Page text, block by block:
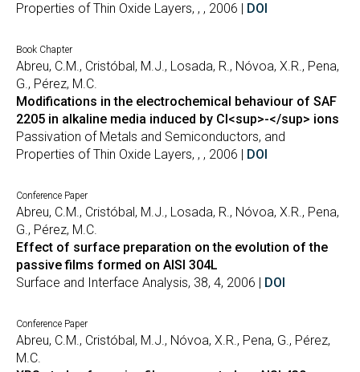
Properties of Thin Oxide Layers, , , 2006 | DOI
Book Chapter
Abreu, C.M., Cristóbal, M.J., Losada, R., Nóvoa, X.R., Pena,
G., Pérez, M.C.
Modifications in the electrochemical behaviour of SAF
2205 in alkaline media induced by Cl<sup>-</sup> ions
Passivation of Metals and Semiconductors, and
Properties of Thin Oxide Layers, , , 2006 | DOI
Conference Paper
Abreu, C.M., Cristóbal, M.J., Losada, R., Nóvoa, X.R., Pena,
G., Pérez, M.C.
Effect of surface preparation on the evolution of the
passive films formed on AISI 304L
Surface and Interface Analysis, 38, 4, 2006 | DOI
Conference Paper
Abreu, C.M., Cristóbal, M.J., Nóvoa, X.R., Pena, G., Pérez,
M.C.